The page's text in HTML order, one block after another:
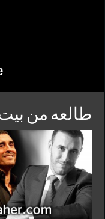
طالعه من بيت